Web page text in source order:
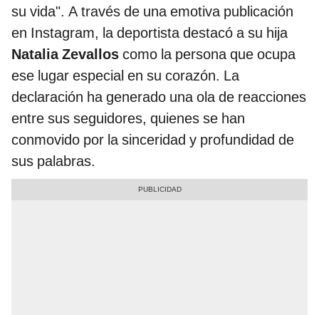
su vida". A través de una emotiva publicación
en Instagram, la deportista destacó a su hija
Natalia Zevallos como la persona que ocupa
ese lugar especial en su corazón. La
declaración ha generado una ola de reacciones
entre sus seguidores, quienes se han
conmovido por la sinceridad y profundidad de
sus palabras.